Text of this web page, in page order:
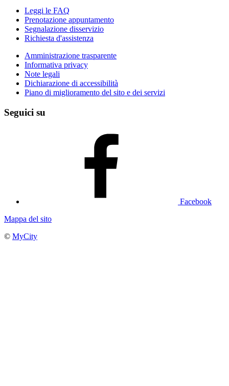
Leggi le FAQ
Prenotazione appuntamento
Segnalazione disservizio
Richiesta d'assistenza
Amministrazione trasparente
Informativa privacy
Note legali
Dichiarazione di accessibilità
Piano di miglioramento del sito e dei servizi
Seguici su
Facebook
Mappa del sito
© MyCity